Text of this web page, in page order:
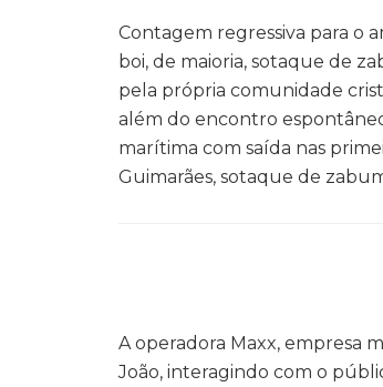
Contagem regressiva para o
boi, de maioria, sotaque de
pela própria comunidade
além do encontro espontâneo
marítima com saída nas
Guimarães, sotaque de
A operadora Maxx, empresa
João, interagindo com o